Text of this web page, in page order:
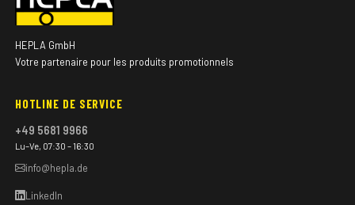
HEPLA GmbH
Votre partenaire pour les produits promotionnels
HOTLINE DE SERVICE
+49 5681 9966
Lu–Ve, 07:30 – 16:30
info@hepla.de
LinkedIn